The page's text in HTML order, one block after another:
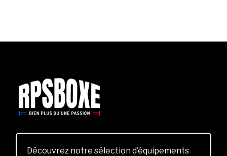
Découvrez notre sélection d’équipements